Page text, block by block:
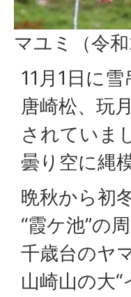
マユミ（令和
11月1日に
唐崎松、玩
されていま
曇り空に縄
晩秋から初
“霞ケ池”の
千歳台のヤ
山崎山の大